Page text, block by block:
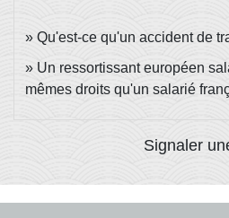
Qu'est-ce qu'un accident de
Un ressortissant européen
mêmes droits qu'un salarié
Signaler